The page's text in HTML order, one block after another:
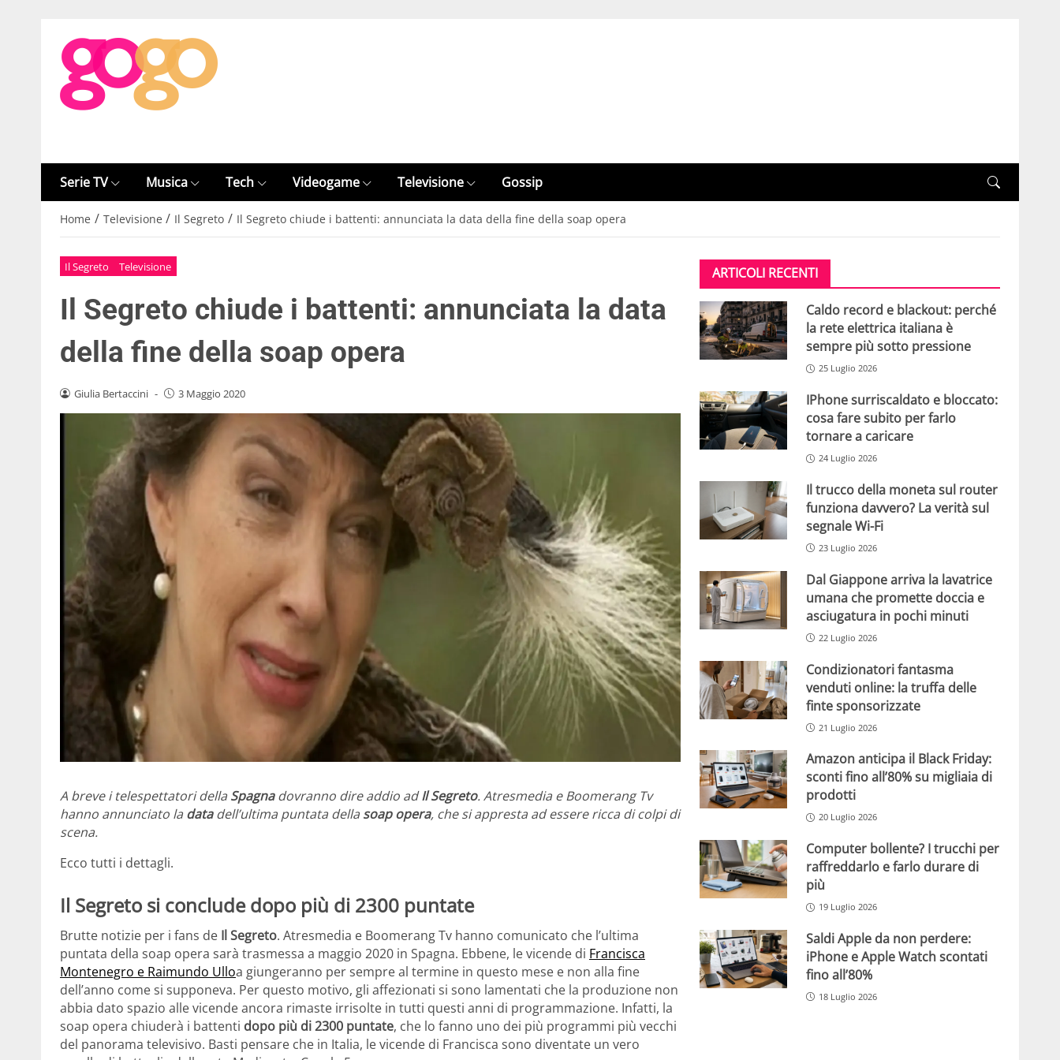
Serie TV Musica Tech Videogame Televisione Gossip
Home / Televisione / Il Segreto / Il Segreto chiude i battenti: annunciata la data della fine della soap opera
Il Segreto Televisione
Il Segreto chiude i battenti: annunciata la data
della fine della soap opera
Giulia Bertaccini - 3 Maggio 2020
A breve i telespettatori della Spagnadovranno dire addio adIl Segreto. Atresmedia e Boomerang Tv
hanno annunciato la datadell’ultima puntata della soap opera, che si appresta ad essere ricca di colpi di
scena.
Ecco tutti i dettagli.
Il Segreto si conclude dopo più di 2300 puntate
Brutte notizie per i fans de Il Segreto. Atresmedia e Boomerang Tv hanno comunicato che l’ultima
puntata della soap opera sarà trasmessa a maggio 2020 in Spagna. Ebbene, le vicende di Francisca
Montenegro e Raimundo Ulloa giungeranno per sempre al termine in questo mese e non alla fine
dell’anno come si supponeva. Per questo motivo, gli affezionati si sono lamentati che la produzione non
abbia dato spazio alle vicende ancora rimaste irrisolte in tutti questi anni di programmazione. Infatti, la
soap opera chiuderà i battenti dopo più di 2300 puntate, che lo fanno uno dei più programmi più vecchi
del panorama televisivo. Basti pensare che in Italia, le vicende di Francisca sono diventate un vero
ARTICOLI RECENTI
Caldo record e blackout: perché
la rete elettrica italiana è
sempre più sotto pressione
25 Luglio 2026
IPhone surriscaldato e bloccato:
cosa fare subito per farlo
tornare a caricare
24 Luglio 2026
Il trucco della moneta sul router
funziona davvero? La verità sul
segnale Wi-Fi
23 Luglio 2026
Dal Giappone arriva la lavatrice
umana che promette doccia e
asciugatura in pochi minuti
22 Luglio 2026
Condizionatori fantasma
venduti online: la truffa delle
finte sponsorizzate
21 Luglio 2026
Amazon anticipa il Black Friday:
sconti fino all’80% su migliaia di
prodotti
20 Luglio 2026
Computer bollente? I trucchi per
raffreddarlo e farlo durare di
più
19 Luglio 2026
Saldi Apple da non perdere:
iPhone e Apple Watch scontati
fino all’80%
18 Luglio 2026